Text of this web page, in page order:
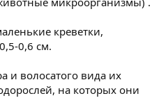
креветки,
0,6 см.
и волосатого вида их
на которых они